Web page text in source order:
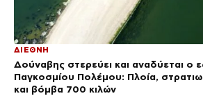
ΔΙΕΘΝΗ
Δούναβης στερεύει και αναδύεται ο
Παγκοσμίου Πολέμου: Πλοία,
και βόμβα 700 κιλών